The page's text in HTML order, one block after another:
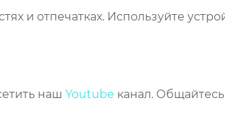
и отпечатках. Используйте
наш Youtube канал.